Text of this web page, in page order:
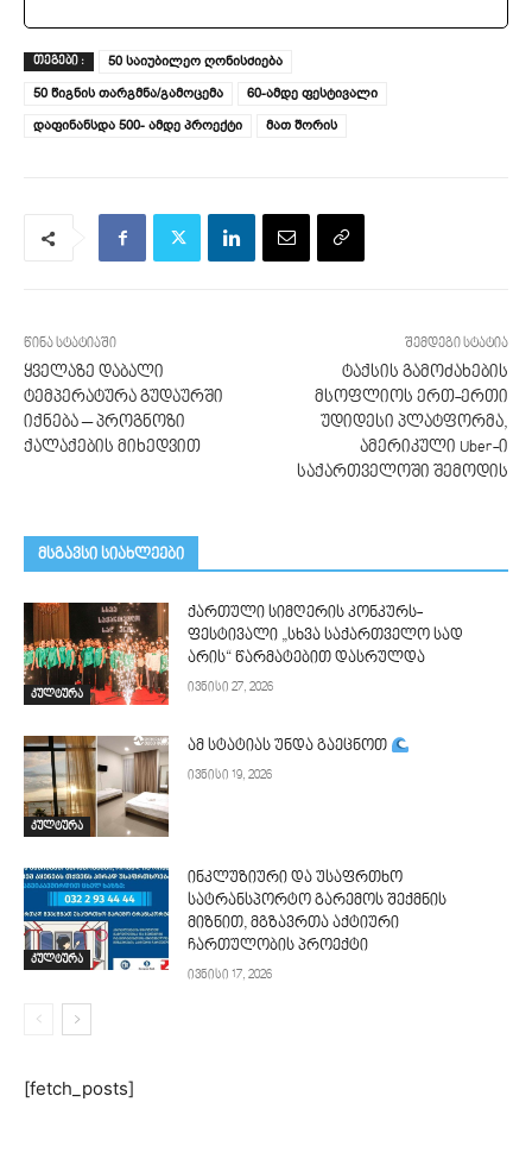
ᲗᲔᲒᲔᲑᲘ :
50 საიუბილეო ღონისძიება
50 წიგნის თარგმნა/გამოცემა
60-ამდე ფესტივალი
დაფინანსდა 500- ამდე პროექტი
მათ შორის
წინა სტატიაში
ყველაზე დაბალი
ტემპერატურა გუდაურში
იქნება – პროგნოზი
ქალაქების მიხედვით
შემდეგი სტატია
ტაქსის გამოძახების
მსოფლიოს ერთ-ერთი
უდიდესი პლატფორმა,
ამერიკული Uber-ი
საქართველოში შემოდის
მსგავსი სიახლეები
კულტურა
ქართული სიმღერის კონკურს-
ფესტივალი „სხვა საქართველო სად
არის“ წარმატებით დასრულდა
ივნისი 27, 2026
კულტურა
ამ სტატიას უნდა გაეცნოთ
ივნისი 19, 2026
კულტურა
ინკლუზიური და უსაფრთხო
სატრანსპორტო გარემოს შექმნის
მიზნით, მგზავრთა აქტიური
ჩართულობის პროექტი
ივნისი 17, 2026
[fetch_posts]